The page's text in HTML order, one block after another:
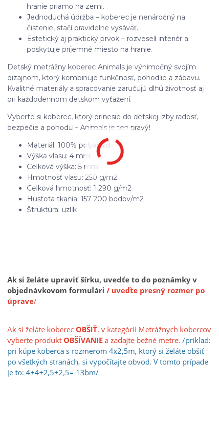
hranie priamo na zemi.
Jednoduchá údržba – koberec je nenáročný na
čistenie, stačí pravidelne vysávať.
Estetický aj praktický prvok – rozveselí interiér a
poskytuje príjemné miesto na hranie.
Detský metrážny koberec Animals je výnimočný svojím
dizajnom, ktorý kombinuje funkčnosť, pohodlie a zábavu.
Kvalitné materiály a spracovanie zaručujú dlhú životnosť aj
pri každodennom detskom vyťažení.
Vyberte si koberec, ktorý prinesie do detskej izby radosť,
bezpečie a pohodu – Animals je ten pravý!
Materiál: 100% polyamid
Výška vlasu: 4 mm
Celková výška: 5 mm
Hmotnosť vlasu: 250 g/m2
Celková hmotnosť: 1 290 g/m2
Hustota tkania: 157 200 bodov/m2
Štruktúra: uzlík
Ak si želáte upraviť šírku, uvedťe to do poznámky v
objednávkovom formulári / uveďte presný rozmer po
úprave/
Ak si želáte koberec OBŠIŤ, v kategórii Metrážnych kobercov
vyberte produkt OBŠÍVANIEa zadajte bežné metre. /príklad:
pri kúpe koberca s rozmerom 4x2,5m, ktorý si želáte obšiť
po všetkých stranách, si vypočítajte obvod. V tomto prípade
je to: 4+4+2,5+2,5= 13bm/